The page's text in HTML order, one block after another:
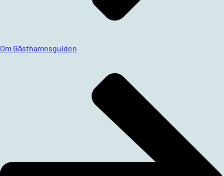
Om Gästhamnsguiden